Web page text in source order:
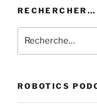
RECHERCHER…
pour
ROBOTICS